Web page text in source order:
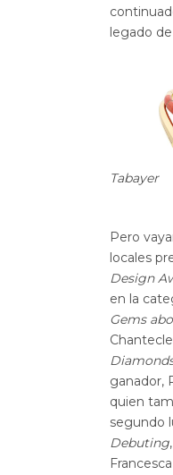
legado
Tabayer
Pero
locales
Design
en la
Gems
ganador,
quien
segundo
Debuting